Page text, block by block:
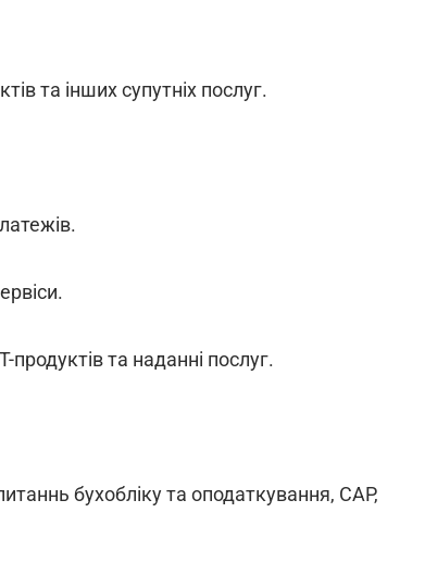
та інших супутніх послуг.
та наданні послуг.
бухобліку та оподаткування, CAP,